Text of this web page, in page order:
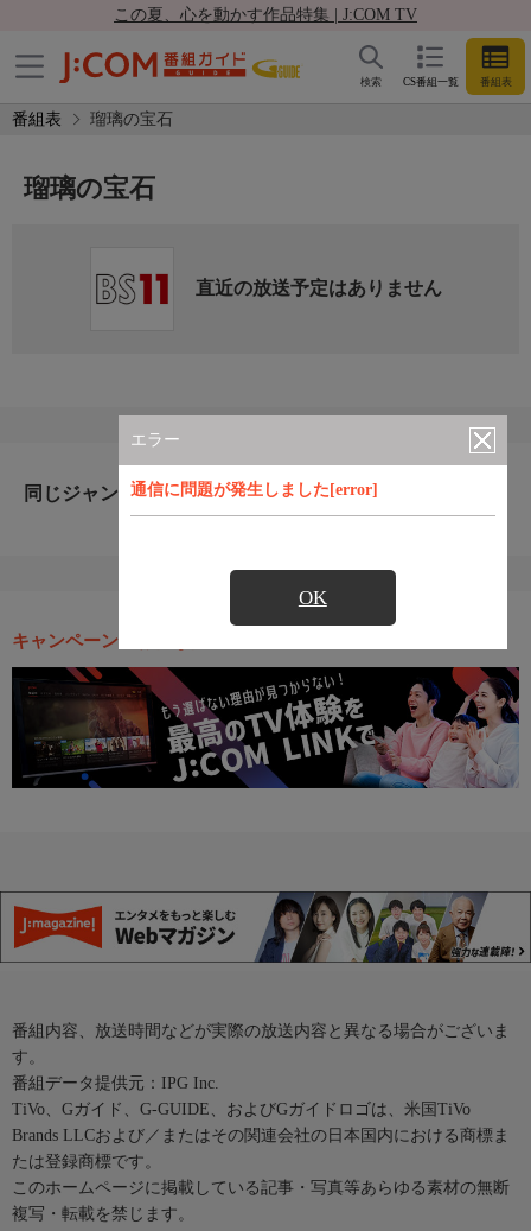
この夏、心を動かす作品特集 | J:COM TV
CS番組一覧 番組表
検索
番組表 瑠璃の宝石
エラー
通信に問題が発生しました[error]
OK
瑠璃の宝石
直近の放送予定はありません
同じジャンルのおすすめ番組
キャンペーン・お得な情報
番組内容、放送時間などが実際の放送内容と異なる場合がございま
す。
番組データ提供元：IPG Inc.
TiVo、Gガイド、G-GUIDE、およびGガイドロゴは、米国TiVo
Brands LLCおよび／またはその関連会社の日本国内における商標ま
たは登録商標です。
このホームページに掲載している記事・写真等あらゆる素材の無断
複写・転載を禁じます。